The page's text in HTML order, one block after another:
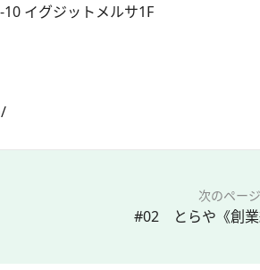
イグジットメルサ1F
次のページ
#02 とらや《創業